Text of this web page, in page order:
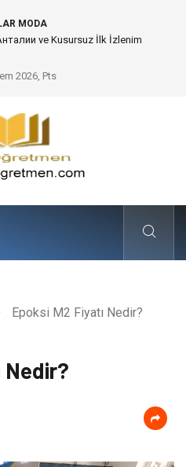
MODA
Dev Bitkilerin Transferi
2026, Pts
Epoksi M2 Fiyatı Nedir?
Nedir?